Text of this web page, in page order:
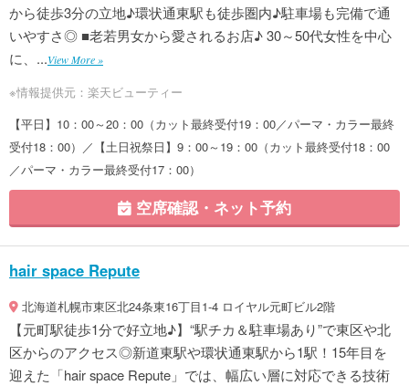
から徒歩3分の立地♪環状通東駅も徒歩圏内♪駐車場も完備で通
いやすさ◎ ■老若男女から愛されるお店♪ 30～50代女性を中心
に、...View More »
※情報提供元：楽天ビューティー
【平日】10：00～20：00（カット最終受付19：00／パーマ・カラー最終
受付18：00）／【土日祝祭日】9：00～19：00（カット最終受付18：00
／パーマ・カラー最終受付17：00）
空席確認・ネット予約
hair space Repute
北海道札幌市東区北24条東16丁目1-4 ロイヤル元町ビル2階
【元町駅徒歩1分で好立地♪】“駅チカ＆駐車場あり”で東区や北
区からのアクセス◎新道東駅や環状通東駅から1駅！15年目を
迎えた「hair space Repute」では、幅広い層に対応できる技術